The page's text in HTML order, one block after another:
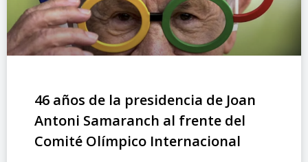
46 años de la presidencia de Joan
Antoni Samaranch al frente del
Comité Olímpico Internacional